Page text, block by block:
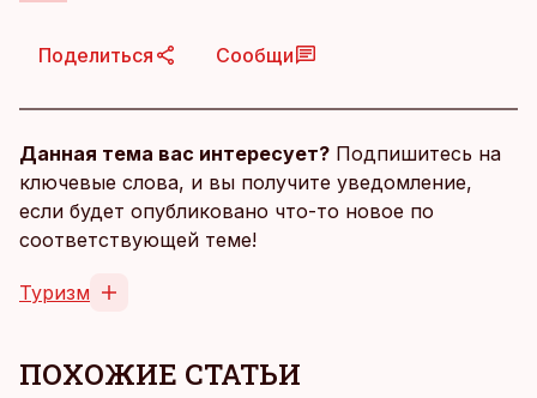
Поделиться Сообщи
Данная тема вас интересует? Подпишитесь на
ключевые слова, и вы получите уведомление,
если будет опубликовано что-то новое по
соответствующей теме!
Туризм
ПОХОЖИЕ СТАТЬИ